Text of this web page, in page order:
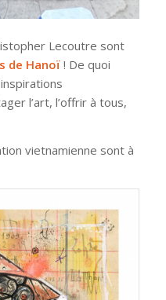
Lecoutre sont
de Hanoï! De quoi
l’art, l’offrir à tous,
vietnamienne sont à